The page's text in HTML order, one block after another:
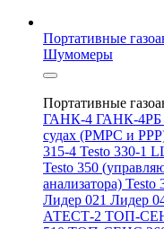
Портативные
Шумомеры
Портативные
ГАНК-4 ГАНК-4РБ
судах (РМРС и
315-4 Testo 330-1
Testo 350
анализатора) Testo
Лидер 021 Лидер
АТЕСТ-2 ТОП-